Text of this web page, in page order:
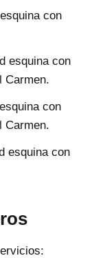
con
esquina con
Carmen.
con
Carmen.
esquina con